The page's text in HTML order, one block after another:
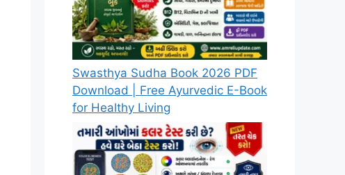
Swasthya Sudha Book 2026 PDF
Download | Free Ayurvedic E-Book
for Healthy Living